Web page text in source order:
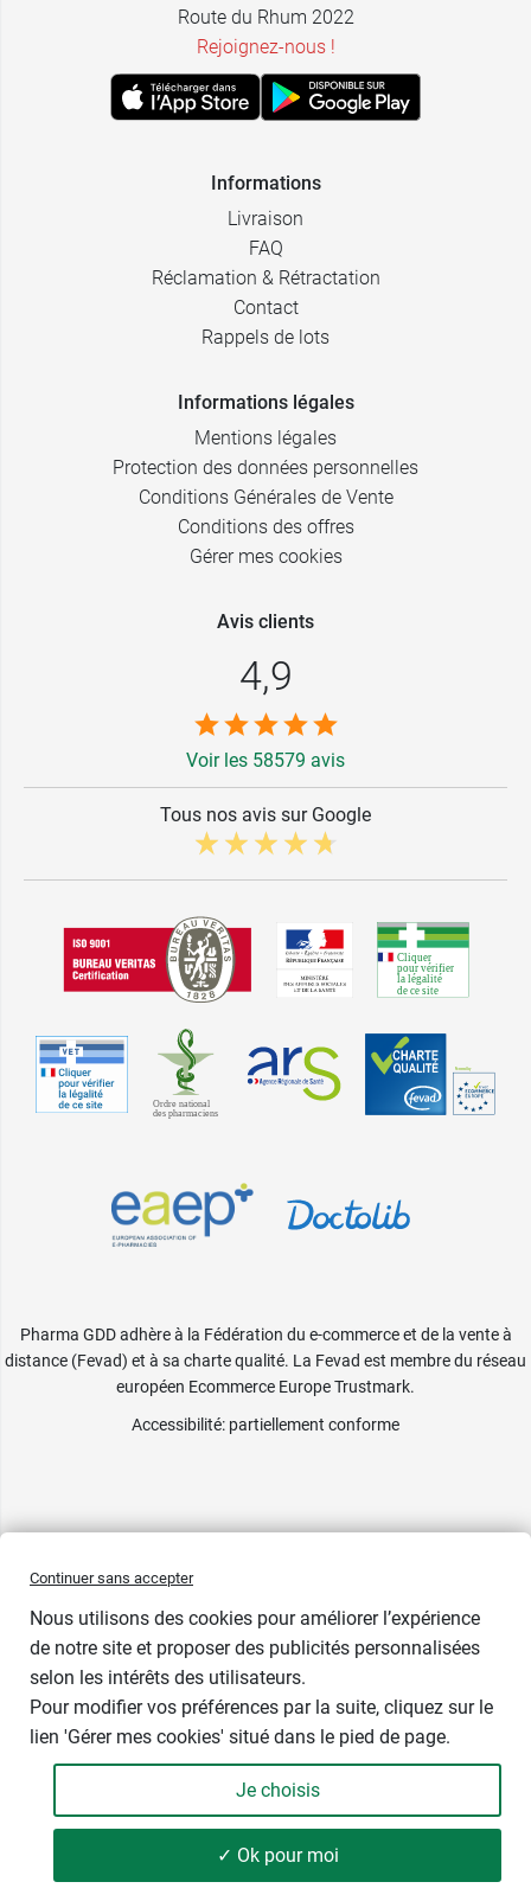
- +
Ajouter
Route du Rhum 2022
Rejoignez-nous !
Informations
Livraison
FAQ
Réclamation & Rétractation
Contact
Rappels de lots
Informations légales
Mentions légales
Protection des données personnelles
Conditions Générales de Vente
Conditions des offres
Gérer mes cookies
Avis clients
4,9
Voir les 58579 avis
Tous nos avis sur Google
Pharma GDD adhère à la Fédération du e-commerce et de la vente à
distance (Fevad) et à sa charte qualité. La Fevad est membre du réseau
européen Ecommerce Europe Trustmark.
Accessibilité: partiellement conforme
Continuer sans accepter
Nous utilisons des cookies pour améliorer l’expérience
de notre site et proposer des publicités personnalisées
selon les intérêts des utilisateurs.
Pour modifier vos préférences par la suite, cliquez sur le
lien 'Gérer mes cookies' situé dans le pied de page.
Je choisis
✓ Ok pour moi